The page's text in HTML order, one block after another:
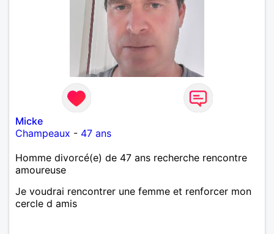
Micke
Champeaux - 47 ans
Homme divorcé(e) de 47 ans recherche rencontre
amoureuse
Je voudrai rencontrer une femme et renforcer mon
cercle d amis